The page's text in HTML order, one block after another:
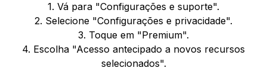
1. Vá para "Configurações e suporte".
2. Selecione "Configurações e privacidade".
3. Toque em "Premium".
4. Escolha "Acesso antecipado a novos recursos
selecionados".